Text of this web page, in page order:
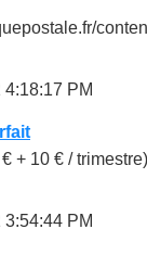
4:18:17 PM
+ 10 € / trimestre)
3:54:44 PM